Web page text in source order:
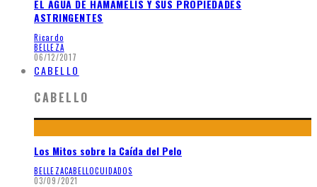
EL AGUA DE HAMAMELIS Y SUS PROPIEDADES
ASTRINGENTES
Ricardo
BELLEZA
06/12/2017
CABELLO
CABELLO
Los Mitos sobre la Caída del Pelo
BELLEZACABELLOCUIDADOS
03/09/2021